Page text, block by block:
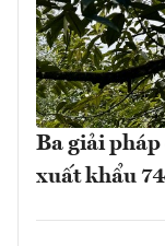
Ba giải pháp
xuất khẩu